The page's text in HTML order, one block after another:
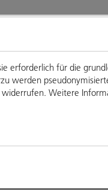
erforderlich für die
werden
Weitere